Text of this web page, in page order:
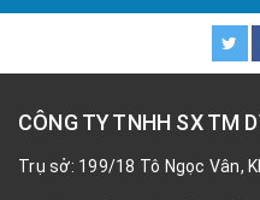
CÔNG TY TNHH SX TM
Trụ sở: 199/18 Tô Ngọc Vân,